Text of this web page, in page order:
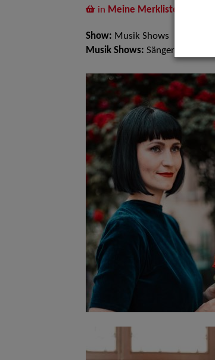
in Meine Merkliste
Show: Musik Shows
Musik Shows: Sänger / Sängerin